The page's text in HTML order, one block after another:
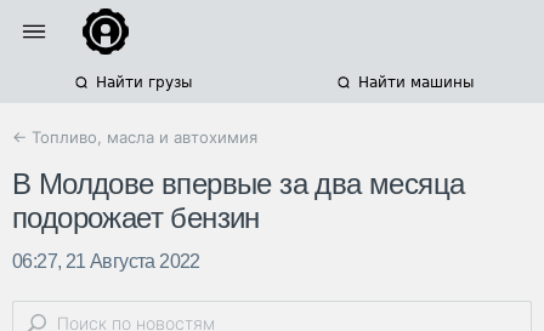
Найти грузы Найти машины
← Топливо, масла и автохимия
В Молдове впервые за два месяца
подорожает бензин
06:27, 21 Августа 2022